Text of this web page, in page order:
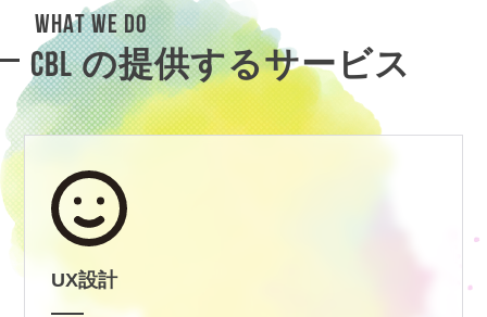
WHAT WE DO
CBL の提供するサービス
UX設計